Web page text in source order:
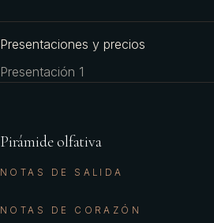
Presentaciones y precios
Presentación 1
Pirámide olfativa
NOTAS DE SALIDA
NOTAS DE CORAZÓN